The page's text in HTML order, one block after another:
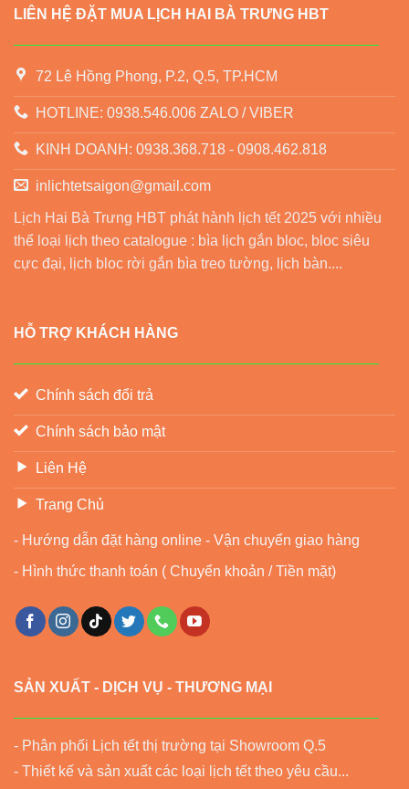
LIÊN HỆ ĐẶT MUA LỊCH HAI BÀ TRƯNG HBT
72 Lê Hồng Phong, P.2, Q.5, TP.HCM
HOTLINE: 0938.546.006 ZALO / VIBER
KINH DOANH: 0938.368.718 - 0908.462.818
inlichtetsaigon@gmail.com
Lịch Hai Bà Trưng HBT phát hành lịch tết 2025 với nhiều
thể loại lịch theo catalogue : bìa lịch gắn bloc, bloc siêu
cực đại, lịch bloc rời gắn bìa treo tường, lịch bàn....
HỖ TRỢ KHÁCH HÀNG
Chính sách đổi trả
Chính sách bảo mật
Liên Hệ
Trang Chủ
- Hướng dẫn đặt hàng online - Vận chuyển giao hàng
- Hình thức thanh toán ( Chuyển khoản / Tiền mặt)
SẢN XUẤT - DỊCH VỤ - THƯƠNG MẠI
- Phân phối Lịch tết thị trường tại Showroom Q.5
- Thiết kế và sản xuất các loại lịch tết theo yêu cầu...